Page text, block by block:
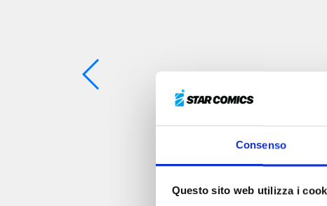
Consenso
Questo sito web utilizza i